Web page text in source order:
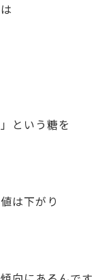
という糖を
は下がり